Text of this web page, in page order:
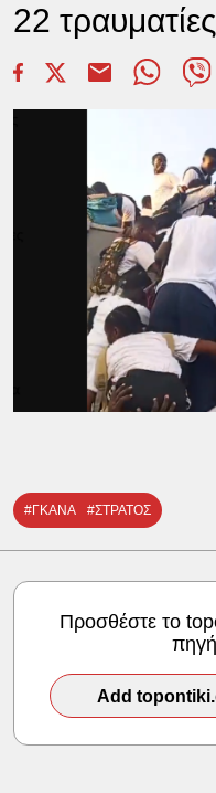
22 τραυματίες
#ΓΚΑΝΑ #ΣΤΡΑΤΟΣ
Προσθέστε το
Add